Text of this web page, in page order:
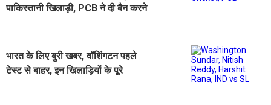
पाकिस्तानी खिलाड़ी, PCB ने दी बैन करने
भारत के लिए बुरी खबर, वॉशिंगटन पहले
टेस्ट से बाहर, इन खिलाड़ियों के पूरे